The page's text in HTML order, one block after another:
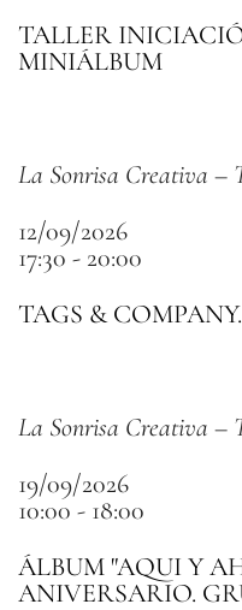
TALLER
MINIÁLBUM
La Sonrisa Creativa –
12/09/2026
17:30 - 20:00
TAGS &
La Sonrisa Creativa –
19/09/2026
10:00 - 18:00
ÁLBUM "AQUI Y
ANIVERSARIO.